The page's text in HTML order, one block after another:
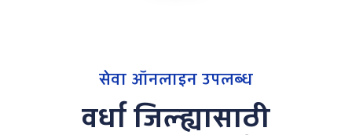
सेवा ऑनलाइन उपलब्ध
वर्धा जिल्ह्यासाठी